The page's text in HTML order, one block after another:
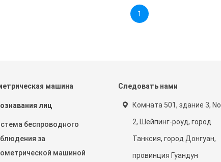
1
машина
лиц
беспроводного
за
машиной
Следовать нами
Комната 501, здание 3, No
2, Шейпинг-роуд, город
Танксия, город Донгуан,
провинция Гуандун